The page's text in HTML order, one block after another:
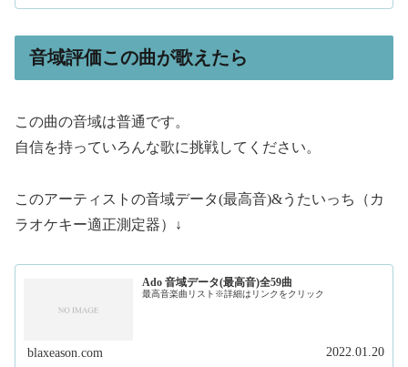
音域評価この曲が歌えたら
この曲の音域は普通です。
自信を持っていろんな歌に挑戦してください。
このアーティストの音域データ(最高音)&うたいっち（カ
ラオケキー適正測定器）↓
Ado 音域データ(最高音)全59曲
最高音楽曲リスト※詳細はリンクをクリック
blaxeason.com 2022.01.20